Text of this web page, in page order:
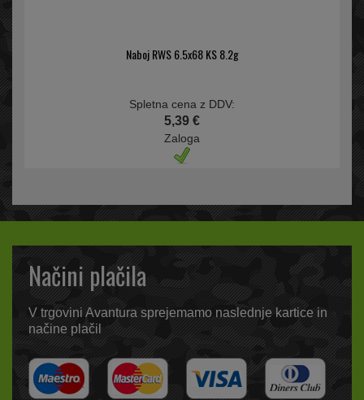
Naboj RWS 6.5x68 KS 8.2g
Spletna cena z DDV:
5,39 €
Zaloga
Načini plačila
V trgovini Avantura sprejemamo naslednje kartice in
načine plačil